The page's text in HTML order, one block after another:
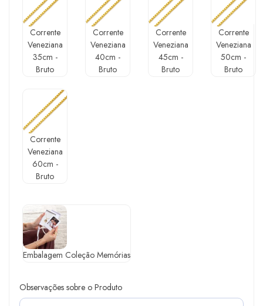
Corrente
Veneziana
35cm -
Bruto
Corrente
Veneziana
40cm -
Bruto
Corrente
Veneziana
45cm -
Bruto
Corrente
Veneziana
50cm -
Bruto
Corrente
Veneziana
60cm -
Bruto
Embalagem Coleção Memórias
Observações sobre o Produto